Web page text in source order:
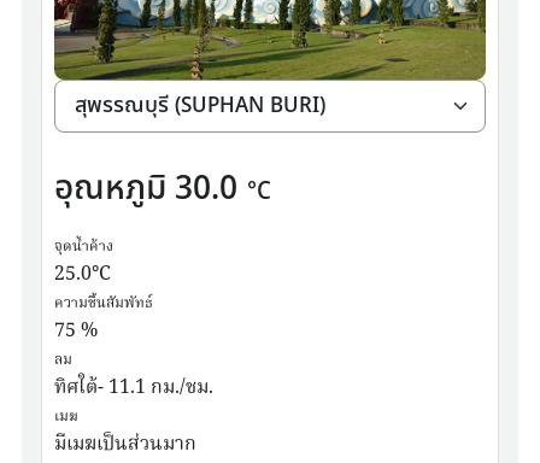
อุณหภูมิ 30.0 °C
จุดน้ำค้าง
25.0°C
ความชื้นสัมพัทธ์
75%
ลม
ทิศใต้- 11.1 กม./ชม.
เมฆ
มีเมฆเป็นส่วนมาก